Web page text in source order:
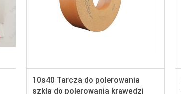
10s40 Tarcza do polerowania
szkła do polerowania krawędzi